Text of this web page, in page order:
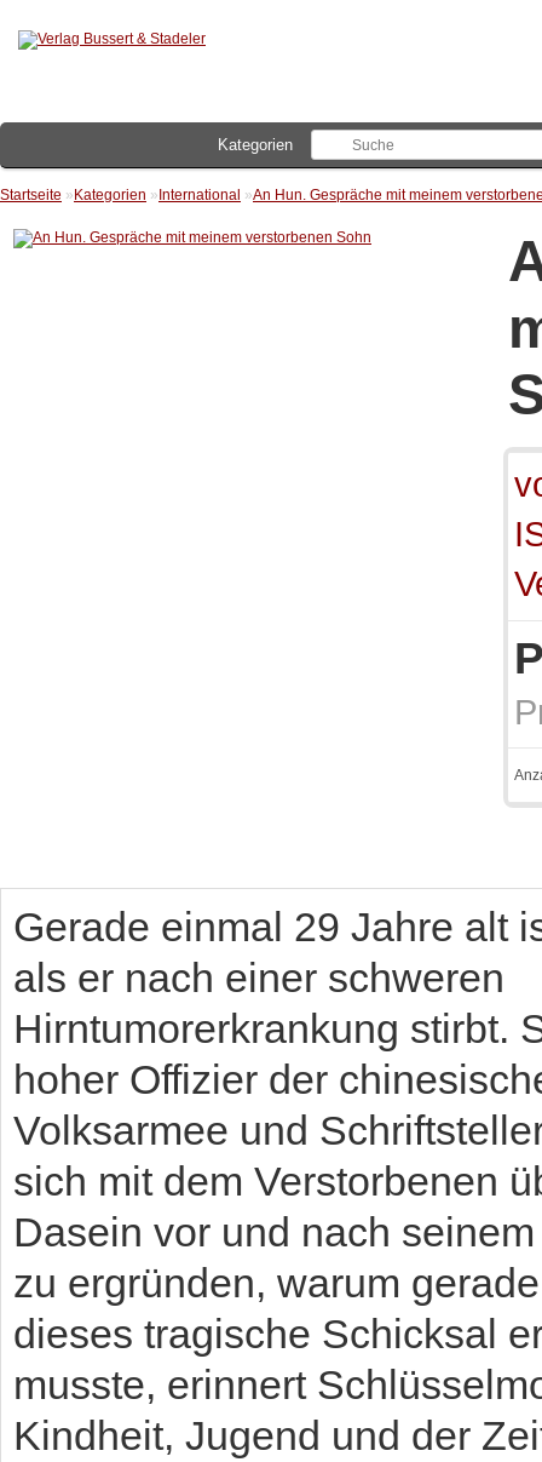
Kategorien
Startseite » Kategorien » International »An Hun. Gespräche mit meinem
Gerade einmal 29 Jahre alt
als er nach einer schweren
Hirntumorerkrankung stirbt.
hoher Offizier der
Volksarmee und
sich mit dem Verstorbenen
Dasein vor und nach
zu ergründen, warum
dieses tragische Schicksal
musste, erinnert
Kindheit, Jugend und der